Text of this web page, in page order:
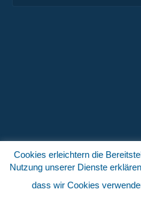
Cookies erleichtern die
Nutzung unserer Dienste
dass wir Cookies